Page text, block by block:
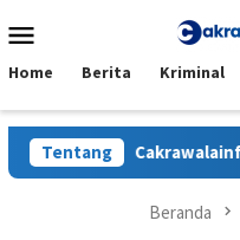
ke
Mobile
Home Berita Kriminal
Tentang
Cakrawalainfo.co.id
Beranda